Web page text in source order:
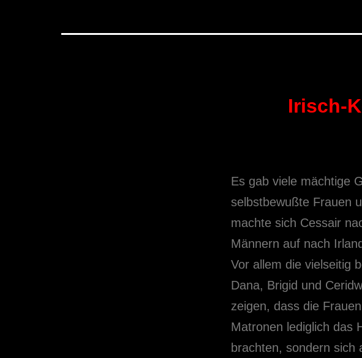
Irisch-
Es gab viele mächtige
selbstbewußte Frauen
machte sich Cessair
Männern auf nach
Vor allem die vielseitig
Dana, Brigid und
zeigen, dass die
Matronen lediglich das
brachten, sondern sich